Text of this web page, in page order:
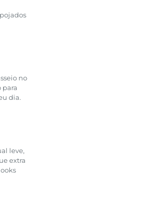
no
para
dia.
leve,
extra